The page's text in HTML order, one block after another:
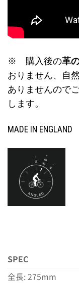
※ 購入後の革
おりません、自
ありませんので
します。
MADE IN ENGLAND
SPEC
全長: 275mm